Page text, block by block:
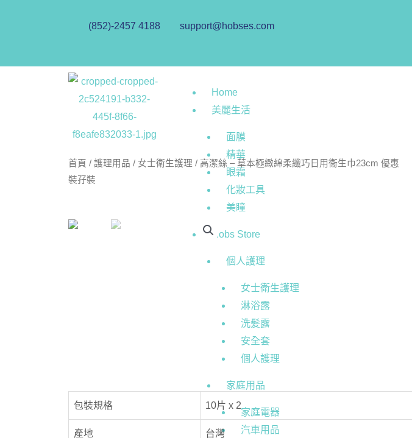
(852)-2457 4188 support@hobses.com
Home
美麗生活
面膜
精華
眼霜
化妝工具
美瞳
Hobs Store
個人護理
女士衛生護理
淋浴露
洗髪露
安全套
個人護理
家庭用品
家庭電器
汽車用品
首頁 / 護理用品 / 女士衛生護理 / 高潔絲 – 草本極緻綿柔纖巧日用衞生巾23cm 優惠
裝孖裝
包裝規格 10片 x 2
產地 台灣